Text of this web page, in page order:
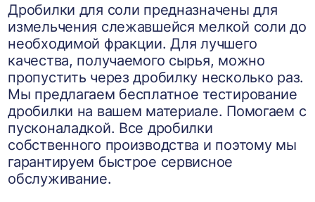
Дробилки для соли предназначены для
измельчения слежавшейся мелкой соли до
необходимой фракции. Для лучшего
качества, получаемого сырья, можно
пропустить через дробилку несколько раз.
Мы предлагаем бесплатное тестирование
дробилки на вашем материале. Помогаем с
пусконаладкой. Все дробилки
собственного производства и поэтому мы
гарантируем быстрое сервисное
обслуживание.